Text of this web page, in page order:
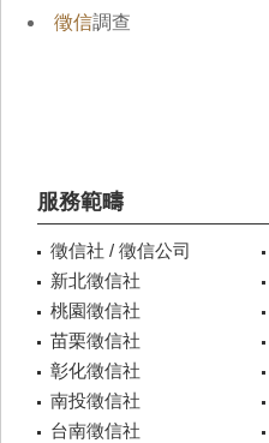
徵信調查
服務範疇
徵信社 / 徵信公司
新北徵信社
桃園徵信社
苗栗徵信社
彰化徵信社
南投徵信社
台南徵信社